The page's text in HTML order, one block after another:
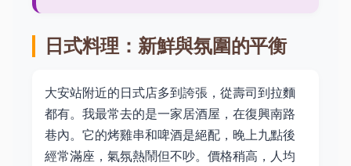
日式料理：新鮮與氛圍的平衡
大安站附近的日式店多到誇張，從壽司到拉麵
都有。我最常去的是一家居酒屋，在復興南路
巷內。它的烤雞串和啤酒是絕配，晚上九點後
經常滿座，氣氛熱鬧但不吵。價格稍高，人均